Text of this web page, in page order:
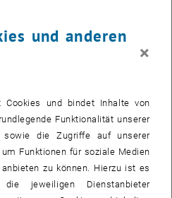
Genauigkeit von
von bis zu 10mm/s
SIMS und im SPM Proben
wie zum
(atomic force microscope, AFM)
und anderen
×
Cookies und bindet Inhalte von
Funktionalität unserer
sowie die Zugriffe auf unserer
Funktionen für soziale Medien
zu können. Hierzu ist es
jeweiligen Dienstanbieter